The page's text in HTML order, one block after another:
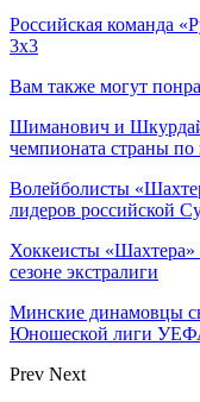
Российская команда
3х3
Вам также могут
Шиманович и Шкурдай
чемпионата страны
Волейболисты
лидеров российской
Хоккеисты «Шахтера»
сезоне экстралиги
Минские динамовцы
Юношеской лиги
Prev Next